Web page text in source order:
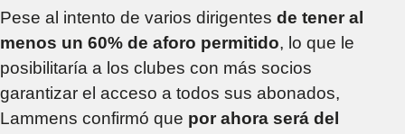
Pese al intento de varios dirigentes de tener al
menos un 60% de aforo permitido, lo que le
posibilitaría a los clubes con más socios
garantizar el acceso a todos sus abonados,
Lammens confirmó que por ahora será del